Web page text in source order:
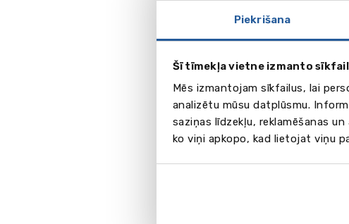
Piekrišana
Šī tīmekļa vietne izmanto
Mēs izmantojam sīkfailus, lai
analizētu mūsu datplūsmu.
saziņas līdzekļu, reklamēšanas
ko viņi apkopo, kad lietojat viņu
EU
(Spānija),
biznesa
konsultanti
mēnešu
EU